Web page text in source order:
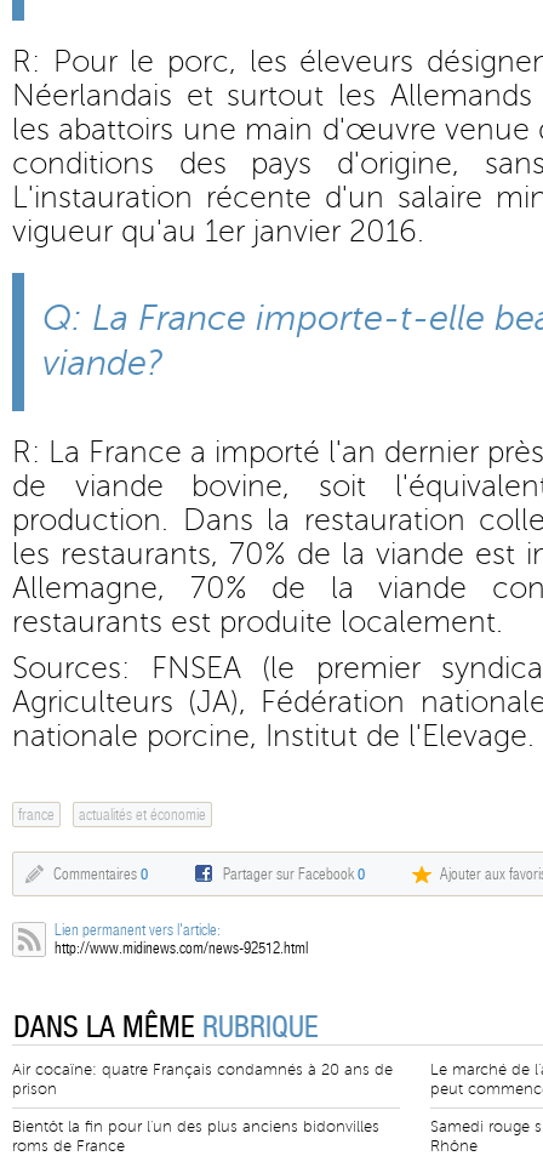
R: Pour le porc, les éleveurs
Néerlandais et surtout les
les abattoirs une main d'œuvre venue
conditions des pays d'origine,
L'instauration récente d'un salaire
vigueur qu'au 1er janvier 2016.
Q: La France importe-t-elle
viande?
R: La France a importé l'an dernier
de viande bovine, soit
production. Dans la restauration
les restaurants, 70% de la viande est
Allemagne, 70% de la viande
restaurants est produite localement.
Sources: FNSEA (le premier
Agriculteurs (JA), Fédération
nationale porcine, Institut de l'Elevage.
france actualités et économie
Commentaires 0 Partager sur Facebook0 Ajouter aux
Lien permanent vers l'article:
http://www.midinews.com/news-92512.html
DANS LA MÊME RUBRIQUE
Air cocaïne: quatre Français condamnés à 20 ans de
prison
Bientôt la fin pour l'un des plus anciens bidonvilles
roms de France
Le marché de
peut
Samedi rouge
Rhône